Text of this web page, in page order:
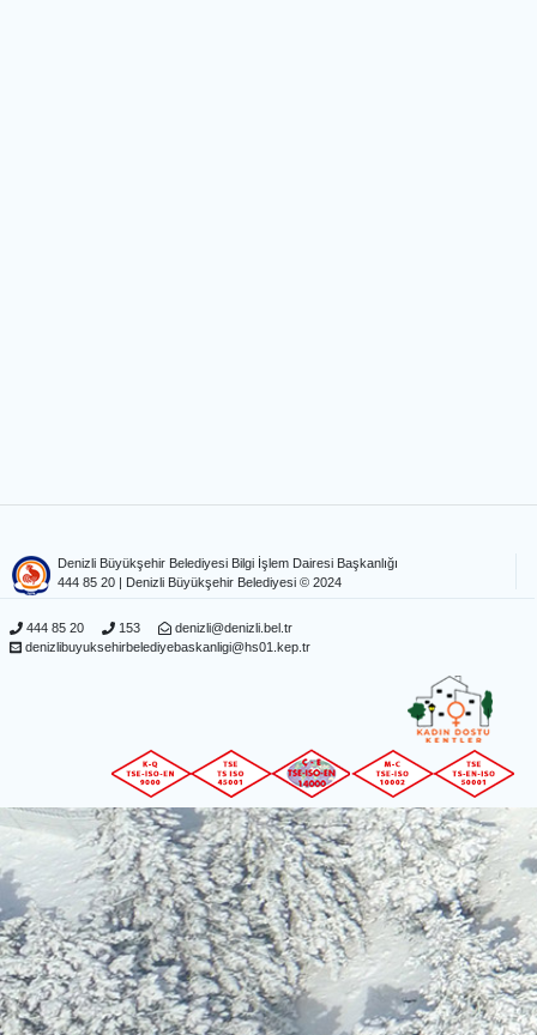
Denizli Büyükşehir Belediyesi Bilgi İşlem Dairesi Başkanlığı
444 85 20
| Denizli Büyükşehir Belediyesi © 2024
444 85 20 153
denizli@denizli.bel.tr
denizlibuyuksehirbelediyebaskanligi@hs01.kep.tr